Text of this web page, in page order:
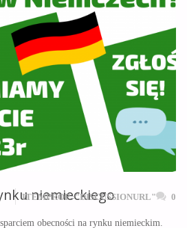
niemieckiego
ITEMPROP="DISCUSSIONURL" 0
obecności na rynku niemieckim.